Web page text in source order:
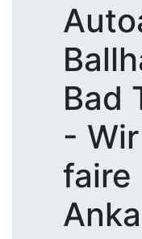
Bad
-
faire